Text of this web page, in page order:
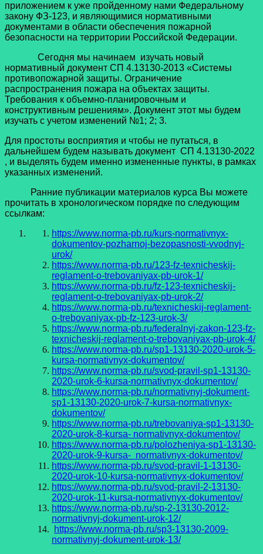
приложением к уже пройденному нами Федеральному
закону ФЗ-123, и являющимися нормативными
документами в области обеспечения пожарной
безопасности на территории Российской Федерации.
Сегодня мы начинаем изучать новый
нормативный документ СП 4.13130-2013 «Системы
противопожарной защиты. Ограничение
распространения пожара на объектах защиты.
Требования к объемно-планировочным и
конструктивным решениям». Документ этот мы будем
изучать с учетом изменений №1; 2; 3.
Для простоты восприятия и чтобы не путаться, в
дальнейшем будем называть документ СП 4.13130-2022
, и выделять будем именно измененные пункты, в рамках
указанных изменений.
Ранние публикации материалов курса Вы можете
прочитать в хронологическом порядке по следующим
ссылкам:
https://www.norma-pb.ru/kurs-normativnyx-
dokumentov-pozharnoj-bezopasnosti-vvodnyj-
urok/
https://www.norma-pb.ru/123-fz-texnicheskij-
reglament-o-trebovaniyax-pb-urok-1/
https://www.norma-pb.ru/fz-123-texnicheskij-
reglament-o-trebovaniyax-pb-urok-2/
https://www.norma-pb.ru/texnicheskij-reglament-
o-trebovaniyax-pb-fz-123-urok-3/
https://www.norma-pb.ru/federalnyj-zakon-123-fz-
texnicheskij-reglament-o-trebovaniyax-pb-urok-4/
https://www.norma-pb.ru/sp1-13130-2020-urok-5-
kursa-normativnyx-dokumentov/
https://www.norma-pb.ru/svod-pravil-sp1-13130-
2020-urok-6-kursa-normativnyx-dokumentov/
https://www.norma-pb.ru/normativnyj-dokument-
sp1-13130-2020-urok-7-kursa-normativnyx-
dokumentov/
https://www.norma-pb.ru/trebovaniya-sp1-13130-
2020-urok-8-kursa- normativnyx-dokumentov/
https://www.norma-pb.ru/polozheniya-sp1-13130-
2020-urok-9-kursa- normativnyx-dokumentov/
https://www.norma-pb.ru/svod-pravil-1-13130-
2020-urok-10-kursa-normativnyx-dokumentov/
https://www.norma-pb.ru/svod-pravil-2-13130-
2020-urok-11-kursa-normativnyx-dokumentov/
https://www.norma-pb.ru/sp-2-13130-2012-
normativnyj-dokument-urok-12/
https://www.norma-pb.ru/sp3-13130-2009-
normativnyj-dokument-urok-13/